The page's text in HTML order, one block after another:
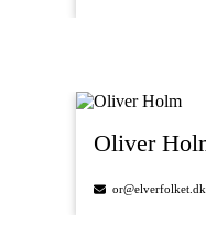
Oliver
or@elverfolket.dk